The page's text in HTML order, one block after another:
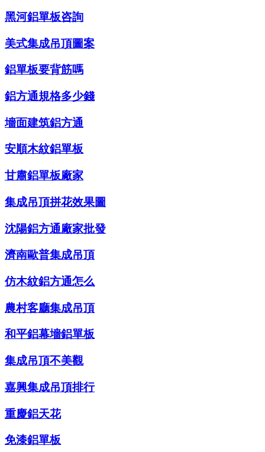
黑河鋁單板咨詢
美式集成吊頂圖案
鋁單板要背筋嗎
鋁方通規格多少錢
墻面建筑鋁方通
安順木紋鋁單板
甘肅鋁單板廠家
集成吊頂拼花效果圖
沈陽鋁方通廠家批發
濟南歐普集成吊頂
仿木紋鋁方通怎么
農村客廳集成吊頂
和平鋁幕墻鋁單板
集成吊頂不美觀
嘉興集成吊頂排行
重慶鋁天花
免漆鋁單板